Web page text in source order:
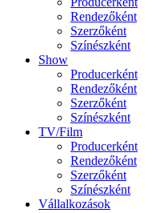
Rendezőként
Szerzőként
Színészként
Show
Producerként
Rendezőként
Szerzőként
Színészként
TV/Film
Producerként
Rendezőként
Szerzőként
Színészként
Vállalkozások